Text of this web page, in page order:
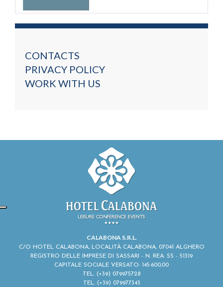
CONTACTS
PRIVACY POLICY
WORK WITH US
CALABONA S.R.L.
C/O HOTEL CALABONA, LOCALITÀ CALABONA, 07041 ALGHERO
REGISTRO DELLE IMPRESE DI SASSARI - N. REA: SS - 51319
CAPITALE SOCIALE VERSATO: 145.600,00
TEL. (+39) 079975728
TEL. (+39) 079977343